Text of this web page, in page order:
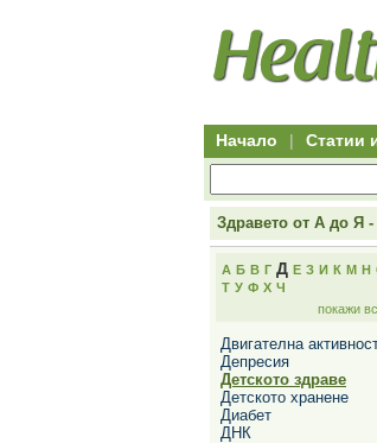
Начало | Статии
Здравето от А до Я -
А Б В Г Д Е З И К М Н
Т У Ф Х Ч
покажи
Двигателна
Депресия
Детското здраве
Детското хранене
Диабет
ДНК